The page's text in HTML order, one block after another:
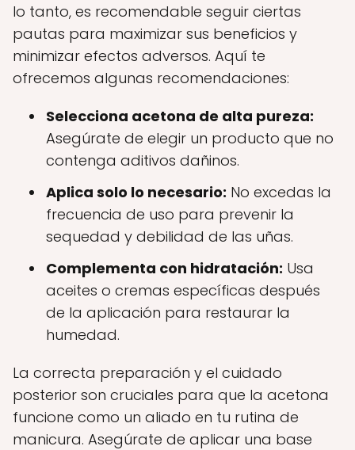
lo tanto, es recomendable seguir ciertas
pautas para maximizar sus beneficios y
minimizar efectos adversos. Aquí te
ofrecemos algunas recomendaciones:
Selecciona acetona de alta pureza:
Asegúrate de elegir un producto que no
contenga aditivos dañinos.
Aplica solo lo necesario: No excedas la
frecuencia de uso para prevenir la
sequedad y debilidad de las uñas.
Complementa con hidratación: Usa
aceites o cremas específicas después
de la aplicación para restaurar la
humedad.
La correcta preparación y el cuidado
posterior son cruciales para que la acetona
funcione como un aliado en tu rutina de
manicura. Asegúrate de aplicar una base